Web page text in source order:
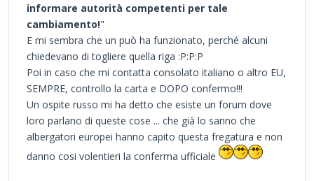
informare autorità competenti per tale
cambiamento!"
E mi sembra che un può ha funzionato, perché alcuni
chiedevano di togliere quella riga :P:P:P
Poi in caso che mi contatta consolato italiano o altro EU,
SEMPRE, controllo la carta e DOPO confermo!!!
Un ospite russo mi ha detto che esiste un forum dove
loro parlano di queste cose ... che già lo sanno che
albergatori europei hanno capito questa fregatura e non
danno cosi volentieri la conferma ufficiale